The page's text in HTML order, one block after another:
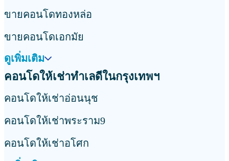
ขายคอนโดทองหล่อ
ขายคอนโดเอกมัย
ดูเพิ่มเติม
คอนโดให้เช่าทำเลดีในกรุงเทพฯ
คอนโดให้เช่าอ่อนนุช
คอนโดให้เช่าพระราม9
คอนโดให้เช่าอโศก